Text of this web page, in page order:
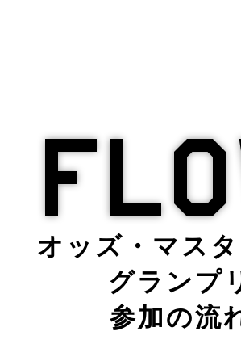
オッズ・マスタ
グランプ
参加の流